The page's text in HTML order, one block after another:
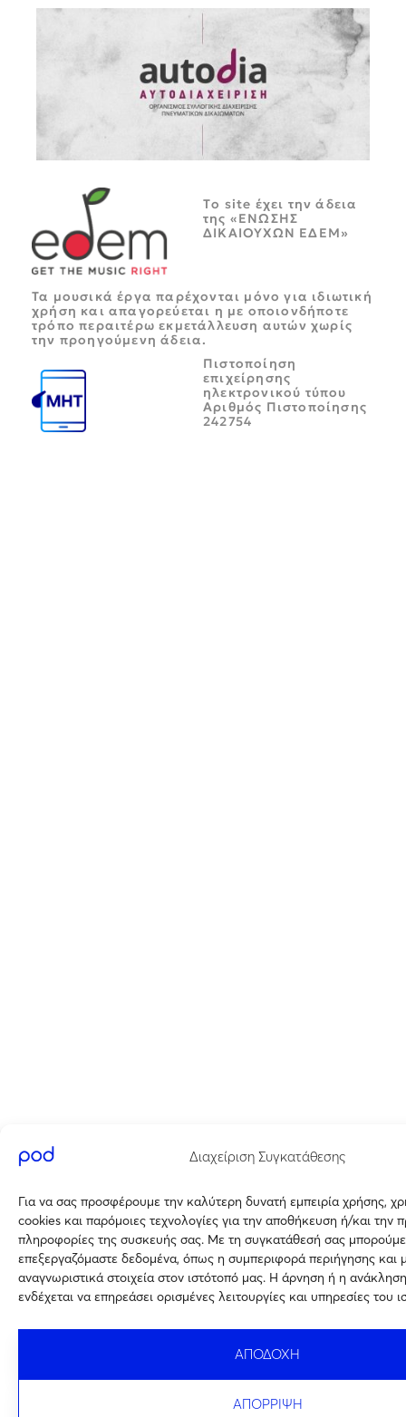
Διαχείριση Συγκατάθεσης
Για να σας προσφέρουμε την καλύτερη δυνατή εμπειρία χρήσης,
cookies και παρόμοιες τεχνολογίες για την αποθήκευση ή/και την
πληροφορίες της συσκευής σας. Με τη συγκατάθεσή σας
επεξεργαζόμαστε δεδομένα, όπως η συμπεριφορά περιήγησης και
αναγνωριστικά στοιχεία στον ιστότοπό μας. Η άρνηση ή η
ενδέχεται να επηρεάσει ορισμένες λειτουργίες και υπηρεσίες του
ΑΠΟΔΟΧΗ
ΑΠΟΡΡΙΨΗ
Tο site έχει την άδεια
της «ΕΝΩΣΗΣ
ΔΙΚΑΙΟΥΧΩΝ ΕΔΕΜ»
Τα μουσικά έργα παρέχονται μόνο για ιδιωτική
χρήση και απαγορεύεται η με οποιονδήποτε
τρόπο περαιτέρω εκμετάλλευση αυτών χωρίς
την προηγούμενη άδεια.
Πιστοποίηση
επιχείρησης
ηλεκτρονικού τύπου
Αριθμός Πιστοποίησης
242754